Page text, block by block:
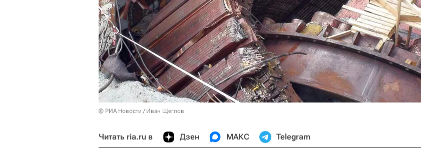
© РИА Новости / Иван Щеглов
Читать ria.ru в Дзен МАКС Telegram